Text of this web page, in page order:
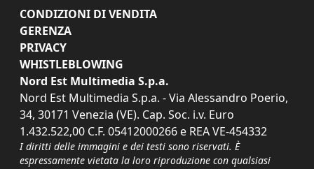
CONDIZIONI DI VENDITA
GERENZA
PRIVACY
WHISTLEBLOWING
Nord Est Multimedia S.p.a.
Nord Est Multimedia S.p.a. - Via Alessandro Poerio,
34, 30171 Venezia (VE). Cap. Soc. i.v. Euro
1.432.522,00 C.F. 05412000266 e REA VE-454332
I diritti delle immagini e dei testi sono riservati. È
espressamente vietata la loro riproduzione con qualsiasi